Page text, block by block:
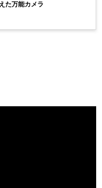
た万能カメラ